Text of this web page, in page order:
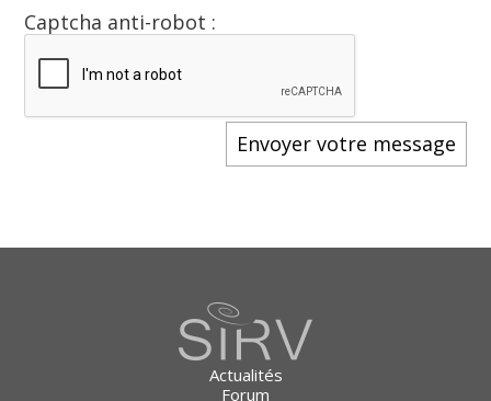
Captcha anti-robot :
Actualités
Forum